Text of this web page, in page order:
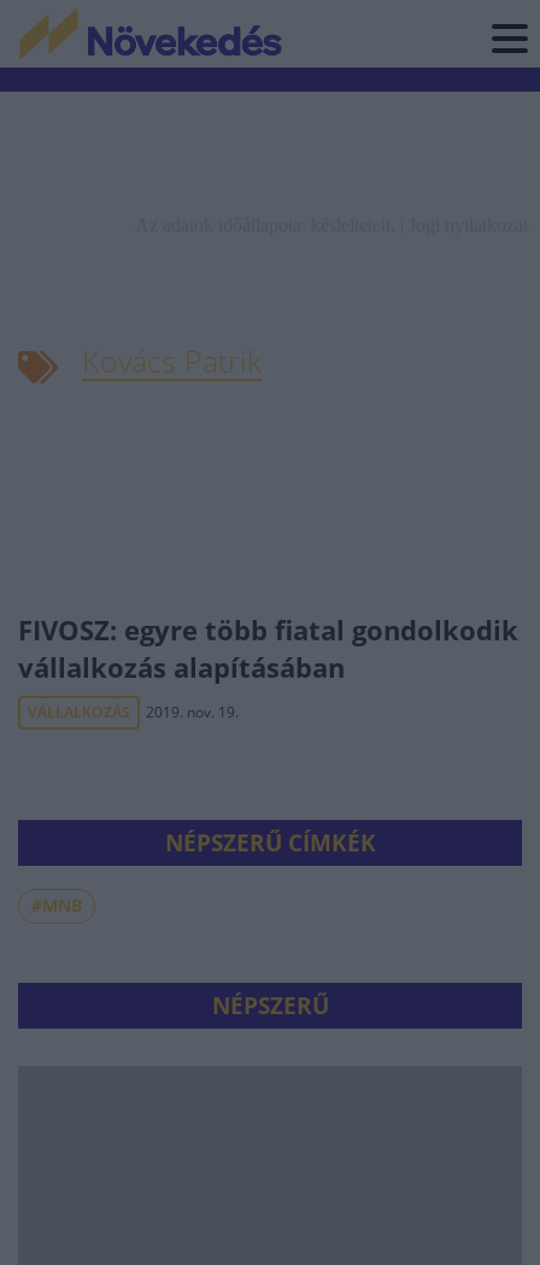
Kovács Patrik
FIVOSZ: egyre több fiatal gondolkodik
vállalkozás alapításában
VÁLLALKOZÁS 2019. nov. 19.
NÉPSZERŰ CÍMKÉK
#MNB
NÉPSZERŰ